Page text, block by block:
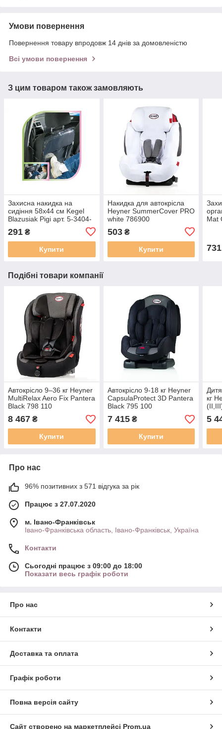
Умови повернення
Повернення товару впродовж 14 днів за домовленістю
Всі умови повернення
З цим товаром також замовляють
Захисна накидка на
сидіння 58x44 см Kegel
Blazusiak Pigi арт. 5-3404-
291 ₴
Купити
Накидка для автокрісла
Heyner SummerCover PRO
white 786900
503₴
Купити
Mat
731
Подібні товари компанії
Автокрісло 9–36 кг Heyner
MultiRelax Aero Fix Pantera
Black 798 110
8 467 ₴
Купити
Автокрісло 9-18 кг Heyner
CapsulaProtect 3D Pantera
Black 795 100
7 415₴
Купити
кг
110
5
Про нас
96% позитивних з 571 відгука за рік
Працює з 27.07.2020
м. Івано-Франківськ
Івано-Франківська область, Івано-Франківськ, Україна
Контакти
Сьогодні працює з 09:00 до 18:00
Показати весь графік роботи
Про нас
Контакти
Доставка та оплата
Графік роботи
Повна версія сайту
Сайт створено на маркетплейсі Prom.ua